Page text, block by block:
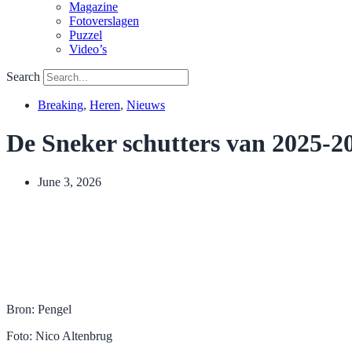
Magazine
Fotoverslagen
Puzzel
Video’s
Search
Breaking, Heren, Nieuws
De Sneker schutters van 2025-
June 3, 2026
Bron: Pengel
Foto: Nico Altenbrug